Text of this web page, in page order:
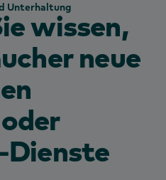
Unterhaltung
wissen,
neue